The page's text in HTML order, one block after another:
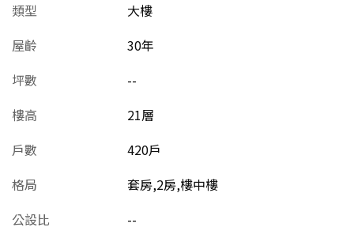
類型
大樓
屋齡
30年
坪數
--
樓高
21層
戶數
420戶
格局
套房,2房,樓中樓
公設比
--